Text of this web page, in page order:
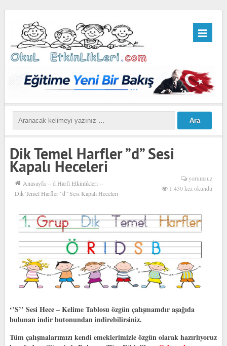
Dik Temel Harfler ”d” Sesi
Kapalı Heceleri
Anasayfa ›› d Harfi Etkinlikleri ››
Dik Temel Harfler ”d” Sesi Kapalı Heceleri
yorumsuz
1.430 kez okundu
‘’S’’ Sesi Hece – Kelime Tablosu özgün çalışmamdır aşağıda
bulunan indir butonundan indirebilirsiniz.
Tüm çalışmalarımızı kendi emeklerimizle özgün olarak hazırlıyoruz